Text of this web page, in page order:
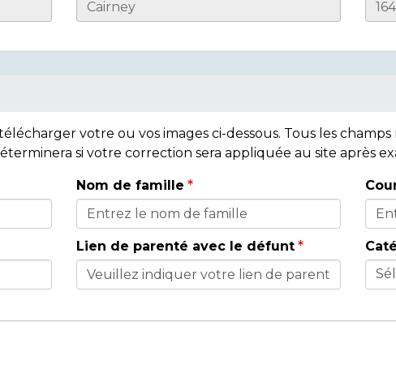
votre ou vos images ci-dessous. Tous les
si votre correction sera appliquée au site après
Nom de famille
Lien de parenté avec le défunt